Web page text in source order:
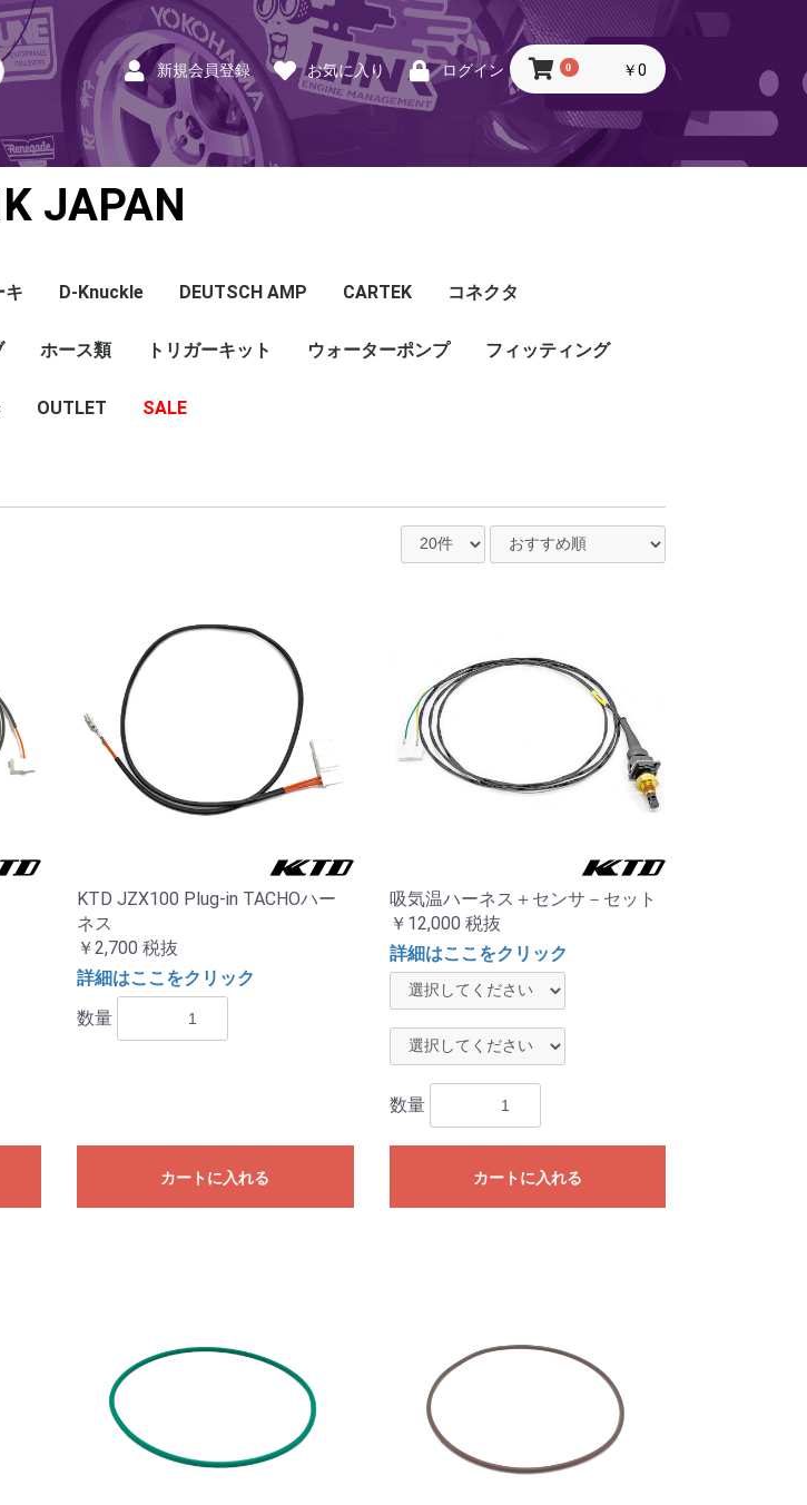
新規会員登録 お気に入り ログイン 0 ￥0
JAPAN
and Plugs
- G4
and Tuning
- G4+
Tuning ケーブ
タ＆Pin
in ハーネス
ーネス G4+Kurofune
MAZDA
MITSUBISHI
HONDA
TOYOTA
NISSAN
クセンサー
ンサー
ンサー
ンサー
センサー
ムダ 空燃比
トコントロール
キ D-Knuckle DEUTSCH AMP
AMP SSC
DTM
DT
DTP
その他
CARTEK
CARTEK
コネクタ
Lambda
Ignition
Injector
Throttle. Accele
Honda
Subaru
Toyota
Mazda
Mitsubishi
Nissan
Porsche
その他
ュー
ュチュ
シュ
ホース類
シリコンホース
耐熱スリーブ
バキュームホース
燃料ホース
トリガーキット ウォーターポンプ フィッティング
OUTLET SALE
KTD JZX100 Plug-in TACHOハー
ネス
￥2,700 税抜
詳細はここをクリック
数量
カートに入れる
吸気温ハーネス＋センサ－セット
￥12,000 税抜
詳細はここをクリック
数量
カートに入れる